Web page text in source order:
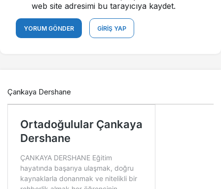
web site adresimi bu tarayıcıya kaydet.
YORUM GÖNDER GIRIŞ YAP
Çankaya Dershane